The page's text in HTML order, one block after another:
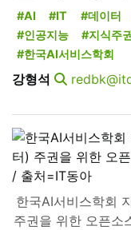
#AI #IT #데이터
#인공지능
#지식주
#한국AI서비스학회
강형석
한국AI서비스학회
주권을 위한 오픈소